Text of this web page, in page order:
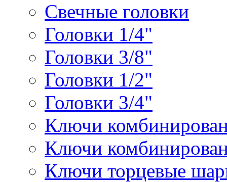
Свечные головки
Головки 1/4"
Головки 3/8"
Головки 1/2"
Головки 3/4"
Ключи
Ключи
Ключи торцевые